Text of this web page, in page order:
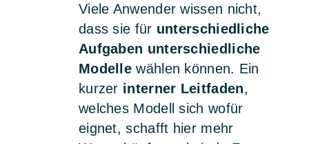
Viele Anwender wissen nicht,
dass sie für unterschiedliche
Aufgaben unterschiedliche
Modelle wählen können. Ein
kurzer interner Leitfaden,
welches Modell sich wofür
eignet, schafft hier mehr